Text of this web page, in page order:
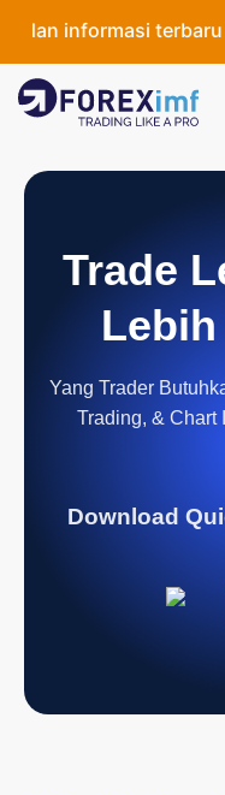
informasi terbaru di
Trade
Yang Trader
Trading, & Chart
Download